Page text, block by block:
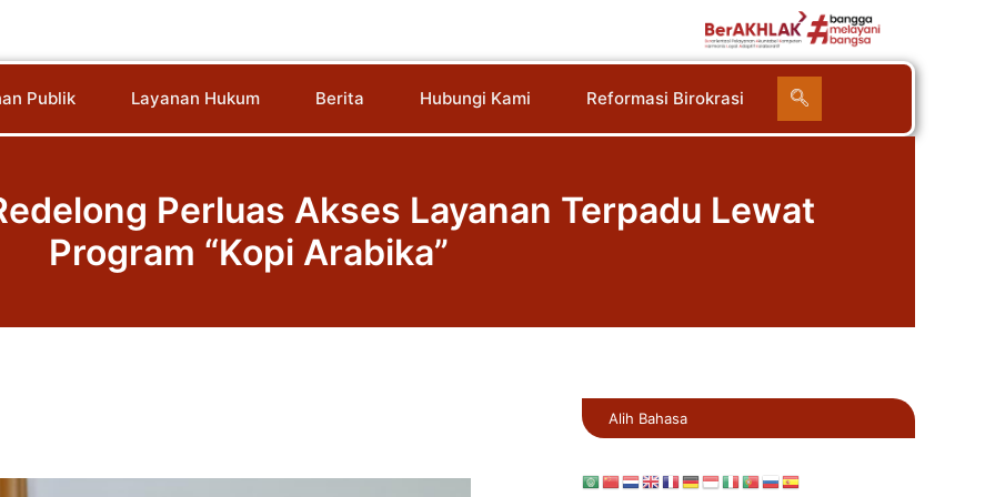
Publik Layanan Hukum Berita Hubungi Kami Reformasi Birokrasi
Perluas Akses Layanan Terpadu Lewat
Program “Kopi Arabika”
Alih Bahasa